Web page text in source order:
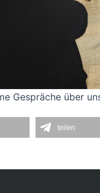
Gespräche über
teilen